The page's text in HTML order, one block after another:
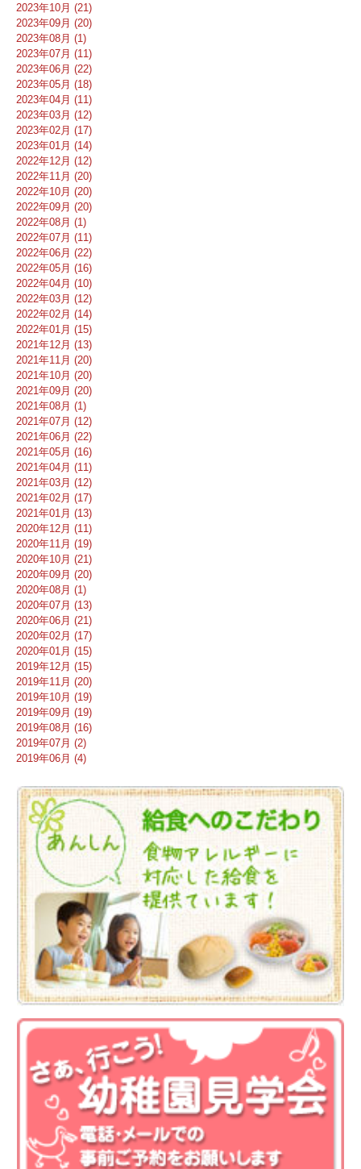
2023年10月 (21)
2023年09月 (20)
2023年08月 (1)
2023年07月 (11)
2023年06月 (22)
2023年05月 (18)
2023年04月 (11)
2023年03月 (12)
2023年02月 (17)
2023年01月 (14)
2022年12月 (12)
2022年11月 (20)
2022年10月 (20)
2022年09月 (20)
2022年08月 (1)
2022年07月 (11)
2022年06月 (22)
2022年05月 (16)
2022年04月 (10)
2022年03月 (12)
2022年02月 (14)
2022年01月 (15)
2021年12月 (13)
2021年11月 (20)
2021年10月 (20)
2021年09月 (20)
2021年08月 (1)
2021年07月 (12)
2021年06月 (22)
2021年05月 (16)
2021年04月 (11)
2021年03月 (12)
2021年02月 (17)
2021年01月 (13)
2020年12月 (11)
2020年11月 (19)
2020年10月 (21)
2020年09月 (20)
2020年08月 (1)
2020年07月 (13)
2020年06月 (21)
2020年02月 (17)
2020年01月 (15)
2019年12月 (15)
2019年11月 (20)
2019年10月 (19)
2019年09月 (19)
2019年08月 (16)
2019年07月 (2)
2019年06月 (4)